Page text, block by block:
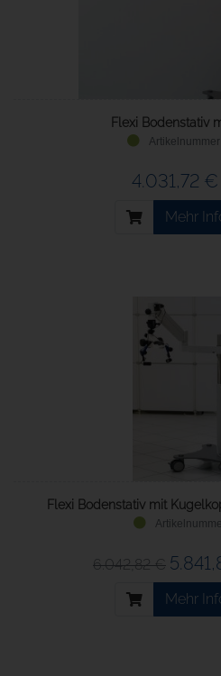
Flexi Bodenstativ
4.031,72 €
Mehr
Flexi Bodenstativ mit
6.042,82 €
Mehr